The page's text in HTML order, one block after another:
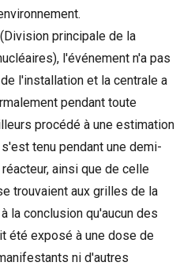
principale de la
l'événement n'a pas
l'installation et la centrale a
pendant toute
procédé à une estimation
tenu pendant une demi-
ainsi que de celle
trouvaient aux grilles de la
la conclusion qu'aucun des
été exposé à une dose de
ni d'autres